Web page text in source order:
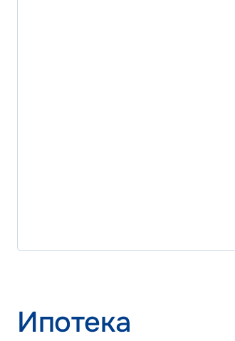
Ипотека